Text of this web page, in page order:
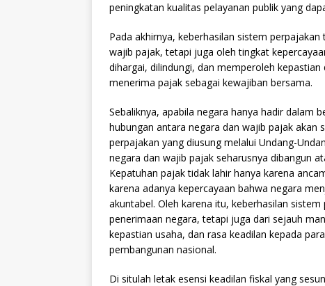
peningkatan kualitas pelayanan publik yang
Pada akhirnya, keberhasilan sistem
wajib pajak, tetapi juga oleh tingkat
dihargai, dilindungi, dan memperoleh
menerima pajak sebagai kewajiban bersama.
Sebaliknya, apabila negara hanya hadir dalam
hubungan antara negara dan wajib pajak akan
perpajakan yang diusung melalui Undang-
negara dan wajib pajak seharusnya dibangun
Kepatuhan pajak tidak lahir hanya karena
karena adanya kepercayaan bahwa negara
akuntabel. Oleh karena itu, keberhasilan
penerimaan negara, tetapi juga dari sejauh
kepastian usaha, dan rasa keadilan kepada
pembangunan nasional.
Di situlah letak esensi keadilan fiskal yang